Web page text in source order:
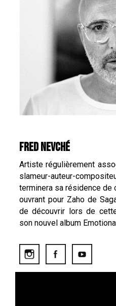
FRED NEVCHÉ
Artiste régulièrement
slameur-auteur-
terminera sa résidence de
ouvrant pour Zaho de
de découvrir lors de
son nouvel album